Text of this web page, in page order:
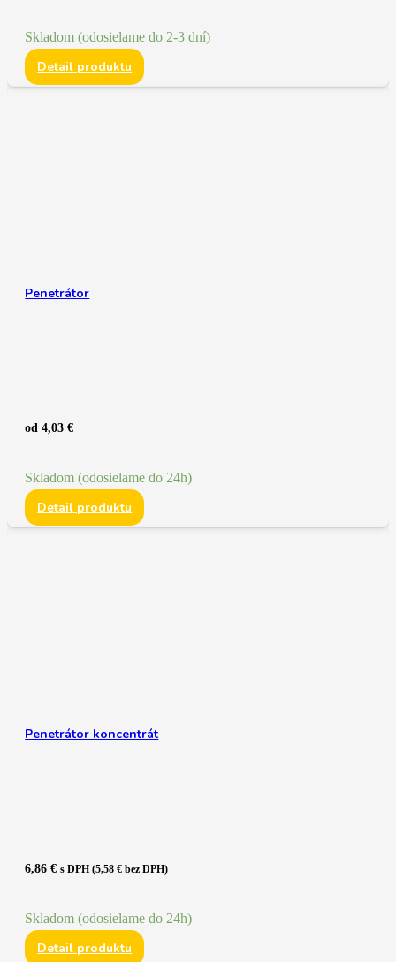
Skladom (odosielame do 2-3 dní)
Detail produktu
Penetrátor
od4,03€
Skladom (odosielame do 24h)
Detail produktu
Penetrátor koncentrát
6,86€ s DPH (5,58€ bez DPH)
Skladom (odosielame do 24h)
Detail produktu